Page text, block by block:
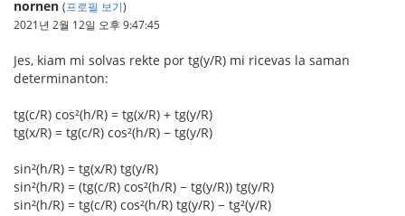
nornen (프로필 보기)
2021년 2월 12일 오후 9:47:45
Jes, kiam mi solvas rekte por tg(y/R) mi ricevas la saman
determinanton:
tg(c/R) cos²(h/R) = tg(x/R) + tg(y/R)
tg(x/R) = tg(c/R) cos²(h/R) − tg(y/R)
sin²(h/R) = tg(x/R) tg(y/R)
sin²(h/R) = (tg(c/R) cos²(h/R) − tg(y/R)) tg(y/R)
sin²(h/R) = tg(c/R) cos²(h/R) tg(y/R) − tg²(y/R)